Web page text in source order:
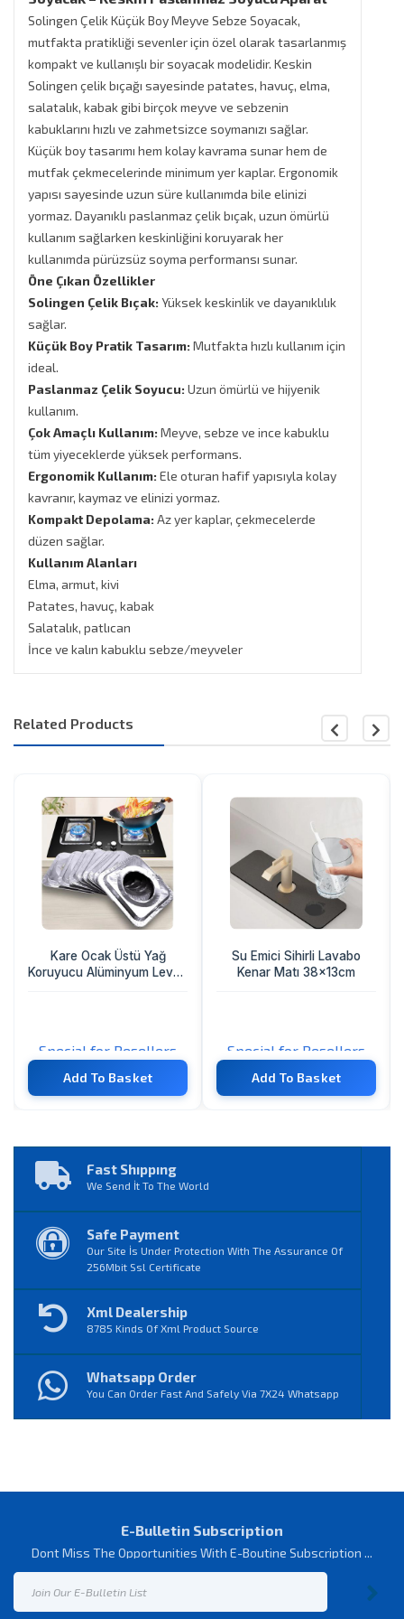
Solingen Çelik Küçük Boy Meyve Sebze Soyacak,
mutfakta pratikliği sevenler için özel olarak tasarlanmış
kompakt ve kullanışlı bir soyacak modelidir. Keskin
Solingen çelik bıçağı sayesinde patates, havuç, elma,
salatalık, kabak gibi birçok meyve ve sebzenin
kabuklarını hızlı ve zahmetsizce soymanızı sağlar.
Küçük boy tasarımı hem kolay kavrama sunar hem de
mutfak çekmecelerinde minimum yer kaplar. Ergonomik
yapısı sayesinde uzun süre kullanımda bile elinizi
yormaz. Dayanıklı paslanmaz çelik bıçak, uzun ömürlü
kullanım sağlarken keskinliğini koruyarak her
kullanımda pürüzsüz soyma performansı sunar.
Öne Çıkan Özellikler
Solingen Çelik Bıçak: Yüksek keskinlik ve dayanıklılık
sağlar.
Küçük Boy Pratik Tasarım: Mutfakta hızlı kullanım için
ideal.
Paslanmaz Çelik Soyucu: Uzun ömürlü ve hijyenik
kullanım.
Çok Amaçlı Kullanım: Meyve, sebze ve ince kabuklu
tüm yiyeceklerde yüksek performans.
Ergonomik Kullanım: Ele oturan hafif yapısıyla kolay
kavranır, kaymaz ve elinizi yormaz.
Kompakt Depolama: Az yer kaplar, çekmecelerde
düzen sağlar.
Kullanım Alanları
Elma, armut, kivi
Patates, havuç, kabak
Salatalık, patlıcan
İnce ve kalın kabuklu sebze/meyveler
Related Products
Kare Ocak Üstü Yağ
Koruyucu Alüminyum Levha
Special for Resellers
TL
Add To Basket
Su Emici Sihirli Lavabo
Kenar Matı 38x13cm
Special for Resellers
TL
Add To Basket
Fast Shıppıng
We Send İt To The World
Safe Payment
Our Site İs Under Protection With The Assurance Of
256Mbit Ssl Certificate
Xml Dealership
8785 Kinds Of Xml Product Source
Whatsapp Order
You Can Order Fast And Safely Via 7X24 Whatsapp
E-Bulletin Subscription
Dont Miss The Opportunities With E-Boutine Subscription ...